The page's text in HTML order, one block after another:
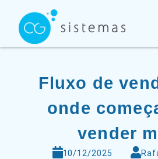
conteúdo
Fluxo de
onde
vender
10/12/2025